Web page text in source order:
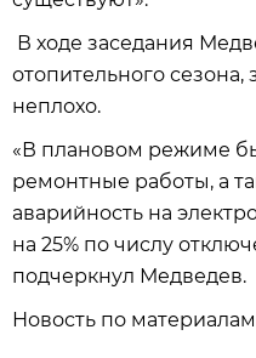
В ходе заседания
отопительного
неплохо.
«В плановом режиме
ремонтные работы, а
аварийность на
на 25% по числу
подчеркнул Медведев.
Новость по